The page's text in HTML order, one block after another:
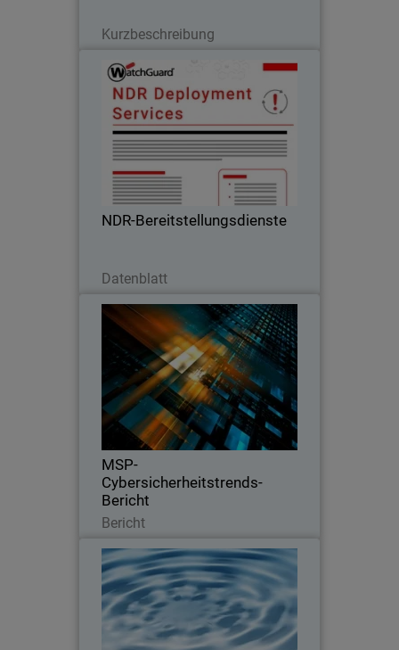
Kurzbeschreibung
NDR-Bereitstellungsdienste
Datenblatt
NDR-Bereitstellungsdienste
Die NDR-Implementierungsdienste von
WatchGuard gewährleisten eine
schnelle, von Experten geleitete
Einrichtung, damit Sie Ihre Investition in
Netzwerk-Erkennung und -Reaktion
MSP-
Cybersicherheitstrends-
Bericht
Bericht
MSP-Cybersicherheitstrends-
Bericht
Die Nachfrage nach Cybersicherheit,
Kundenerwartungen, Preistrends und
die wichtigsten Faktoren, die Kunden
zum Wechsel des Anbieters bewegen.
Champion in der Omdia
Cybersecurity MSP Matrix 2026
Ausgezeichnet für Führungsstärke,
Innovation und die Definition von